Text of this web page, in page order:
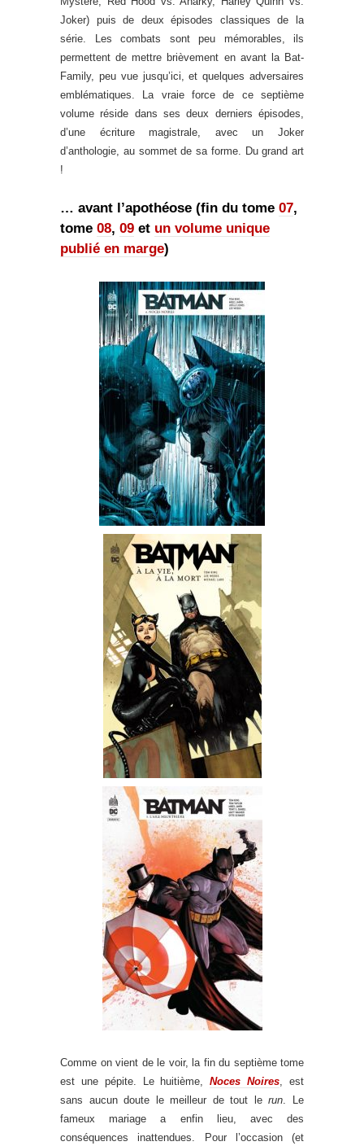
Joker) puis de deux épisodes classiques de la
série. Les combats sont peu mémorables, ils
permettent de mettre brièvement en avant la Bat-
Family, peu vue jusqu’ici, et quelques adversaires
emblématiques. La vraie force de ce septième
volume réside dans ses deux derniers épisodes,
d’une écriture magistrale, avec un Joker
d’anthologie, au sommet de sa forme. Du grand art
!
… avant l’apothéose (fin du tome 07,
tome 08, 09 et un volume unique
publié en marge)
Comme on vient de le voir, la fin du septième tome
est une pépite. Le huitième,Noces Noires, est
sans aucun doute le meilleur de tout lerun. Le
fameux mariage a enfin lieu, avec des
conséquences inattendues. Pour l’occasion (et